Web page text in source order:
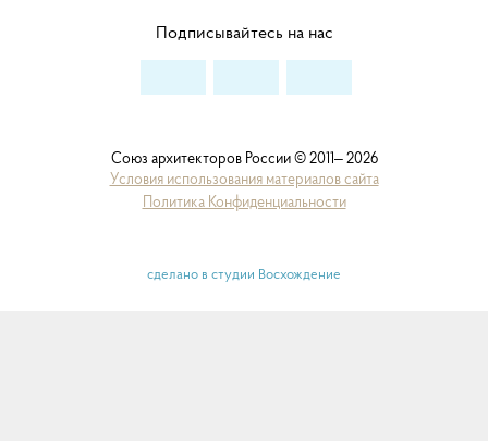
Подписывайтесь на нас
Союз архитекторов России © 2011– 2026
Условия использования материалов сайта
Политика Конфиденциальности
сделано в студии Восхождение